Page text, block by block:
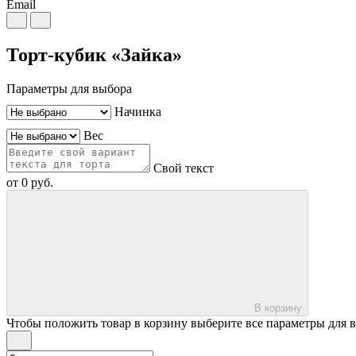
Email
Торт-кубик «Зайка»
Параметры для выбора
Начинка
Вес
Свой текст
от 0 руб.
В корзину
Чтобы положить товар в корзину выберите все параметры для